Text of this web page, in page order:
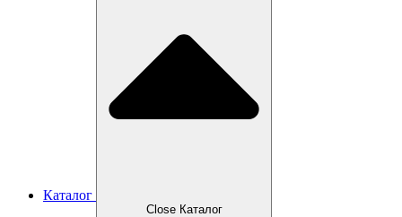
Каталог
Close Каталог